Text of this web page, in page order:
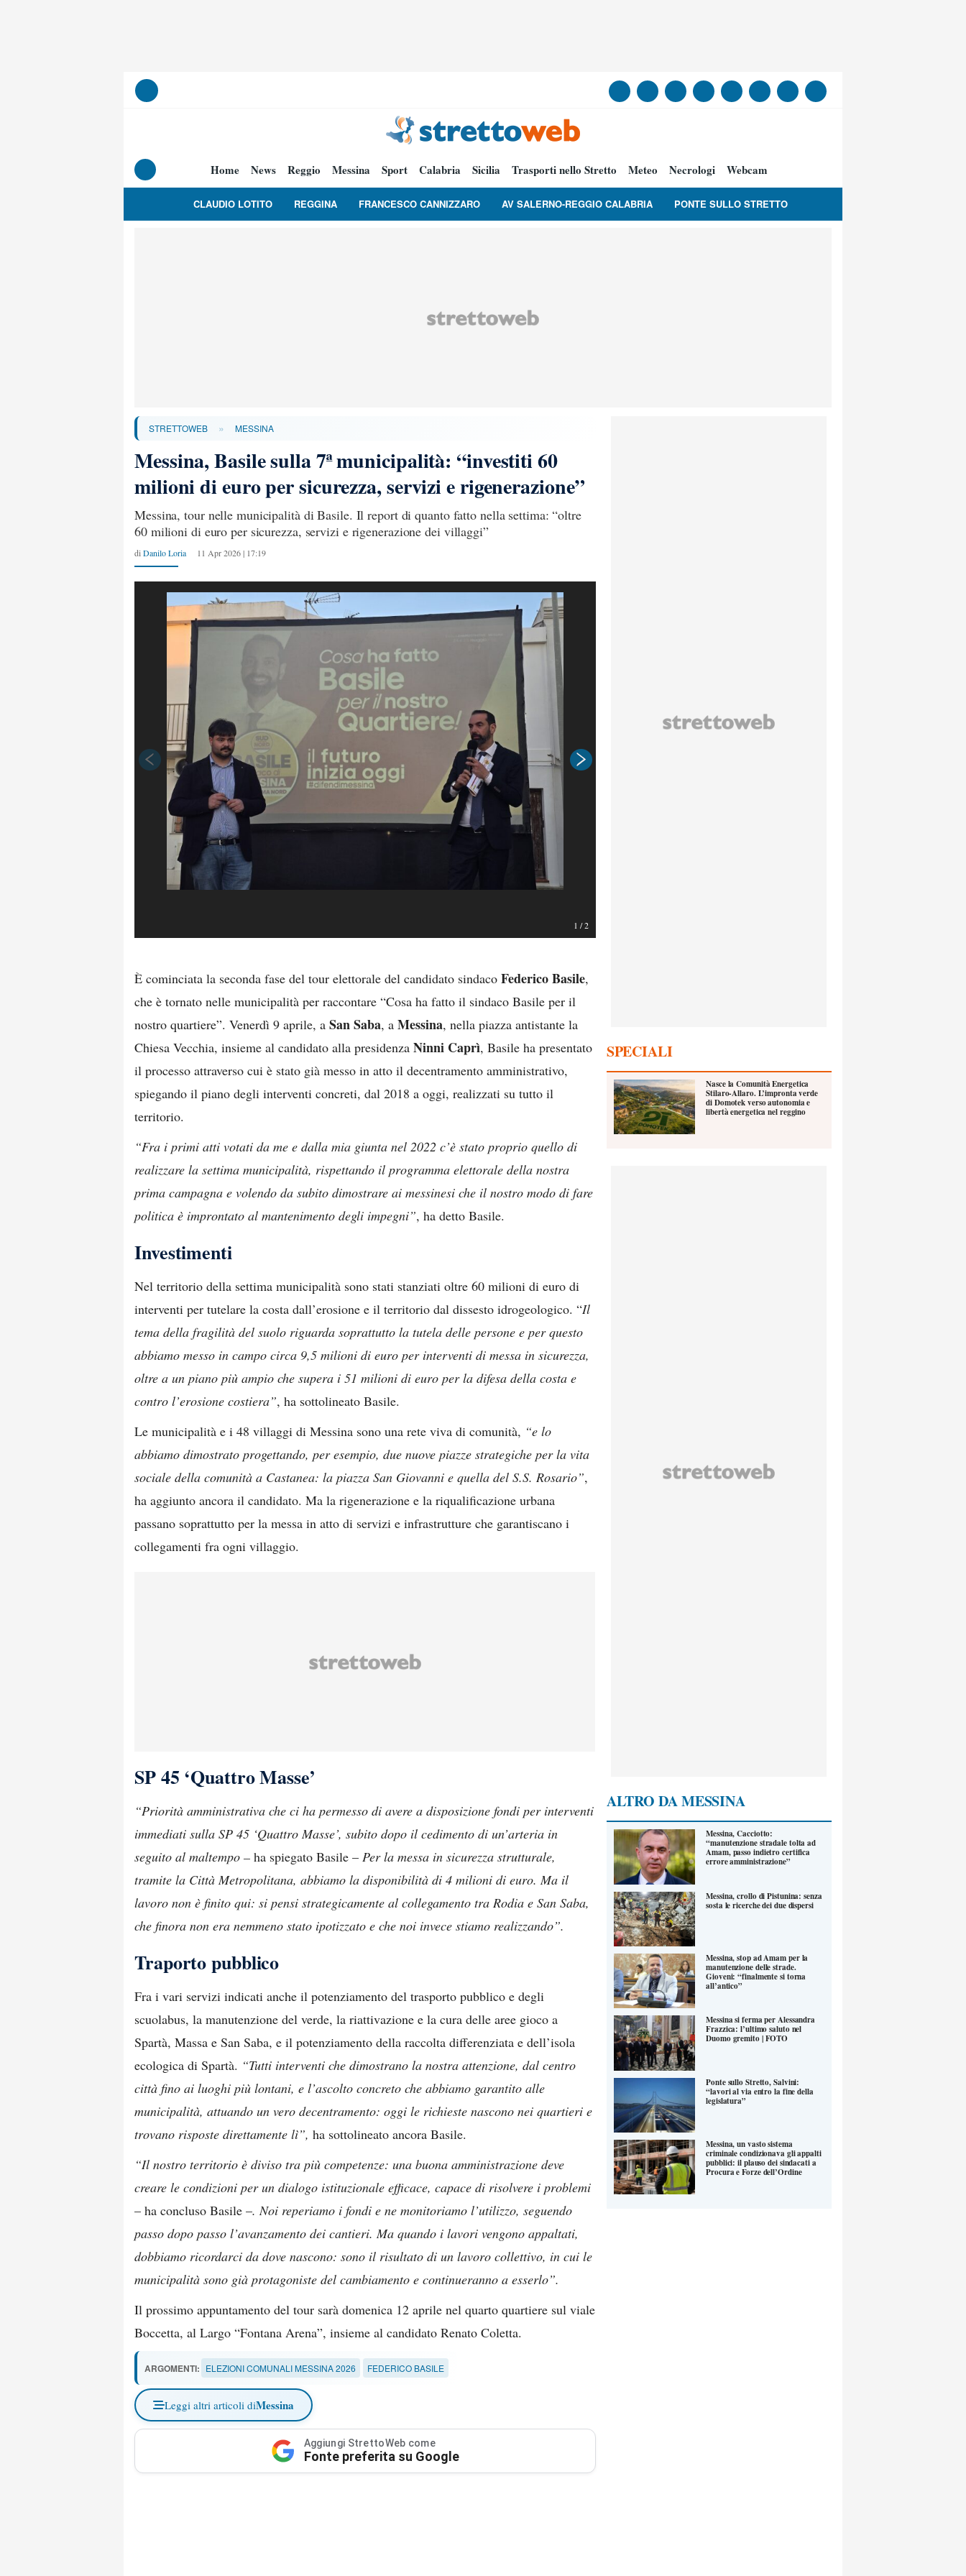
Home News Reggio Messina Sport Calabria Sicilia Trasporti nello Stretto Meteo Necrologi Webcam
CLAUDIO LOTITO REGGINA FRANCESCO CANNIZZARO AV SALERNO-REGGIO CALABRIA PONTE SULLO STRETTO
STRETTOWEB » MESSINA
Messina, Basile sulla 7ª municipalità: “investiti 60
milioni di euro per sicurezza, servizi e rigenerazione”
Messina, tour nelle municipalità di Basile. Il report di quanto fatto nella settima: “oltre
60 milioni di euro per sicurezza, servizi e rigenerazione dei villaggi”
di Danilo Loria 11 Apr 2026 | 17:19
1 /2
È cominciata la seconda fase del tour elettorale del candidato sindaco Federico Basile,
che è tornato nelle municipalità per raccontare “Cosa ha fatto il sindaco Basile per il
nostro quartiere”. Venerdì 9 aprile, a San Saba, a Messina, nella piazza antistante la
Chiesa Vecchia, insieme al candidato alla presidenza Ninni Caprì, Basile ha presentato
il processo attraverso cui è stato già messo in atto il decentramento amministrativo,
spiegando il piano degli interventi concreti, dal 2018 a oggi, realizzati su tutto il
territorio.
“Fra i primi atti votati da me e dalla mia giunta nel 2022 c’è stato proprio quello di
realizzare la settima municipalità, rispettando il programma elettorale della nostra
prima campagna e volendo da subito dimostrare ai messinesi che il nostro modo di fare
politica è improntato al mantenimento degli impegni”, ha detto Basile.
Investimenti
Nel territorio della settima municipalità sono stati stanziati oltre 60 milioni di euro di
interventi per tutelare la costa dall’erosione e il territorio dal dissesto idrogeologico. “Il
tema della fragilità del suolo riguarda soprattutto la tutela delle persone e per questo
abbiamo messo in campo circa 9,5 milioni di euro per interventi di messa in sicurezza,
oltre a un piano più ampio che supera i 51 milioni di euro per la difesa della costa e
contro l’erosione costiera”, ha sottolineato Basile.
Le municipalità e i 48 villaggi di Messina sono una rete viva di comunità, “e lo
abbiamo dimostrato progettando, per esempio, due nuove piazze strategiche per la vita
sociale della comunità a Castanea: la piazza San Giovanni e quella del S.S. Rosario”,
ha aggiunto ancora il candidato. Ma la rigenerazione e la riqualificazione urbana
passano soprattutto per la messa in atto di servizi e infrastrutture che garantiscano i
collegamenti fra ogni villaggio.
SP 45 ‘Quattro Masse’
“Priorità amministrativa che ci ha permesso di avere a disposizione fondi per interventi
immediati sulla SP 45 ‘Quattro Masse’, subito dopo il cedimento di un’arteria in
seguito al maltempo – ha spiegato Basile – Per la messa in sicurezza strutturale,
tramite la Città Metropolitana, abbiamo la disponibilità di 4 milioni di euro. Ma il
lavoro non è finito qui: si pensi strategicamente al collegamento tra Rodia e San Saba,
che finora non era nemmeno stato ipotizzato e che noi invece stiamo realizzando”.
Traporto pubblico
Fra i vari servizi indicati anche il potenziamento del trasporto pubblico e degli
scuolabus, la manutenzione del verde, la riattivazione e la cura delle aree gioco a
Spartà, Massa e San Saba, e il potenziamento della raccolta differenziata e dell’isola
ecologica di Spartà. “Tutti interventi che dimostrano la nostra attenzione, dal centro
città fino ai luoghi più lontani, e l’ascolto concreto che abbiamo garantito alle
municipalità, attuando un vero decentramento: oggi le richieste nascono nei quartieri e
trovano risposte direttamente lì”, ha sottolineato ancora Basile.
“Il nostro territorio è diviso tra più competenze: una buona amministrazione deve
creare le condizioni per un dialogo istituzionale efficace, capace di risolvere i problemi
– ha concluso Basile –. Noi reperiamo i fondi e ne monitoriamo l’utilizzo, seguendo
passo dopo passo l’avanzamento dei cantieri. Ma quando i lavori vengono appaltati,
dobbiamo ricordarci da dove nascono: sono il risultato di un lavoro collettivo, in cui le
municipalità sono già protagoniste del cambiamento e continueranno a esserlo”.
Il prossimo appuntamento del tour sarà domenica 12 aprile nel quarto quartiere sul viale
Boccetta, al Largo “Fontana Arena”, insieme al candidato Renato Coletta.
ARGOMENTI: ELEZIONI COMUNALI MESSINA 2026 FEDERICO BASILE
Leggi altri articoli diMessina
Aggiungi StrettoWeb come
Fonte preferita su Google
SPECIALI
Nasce la Comunità Energetica
Stilaro-Allaro. L’impronta verde
di Domotek verso autonomia e
libertà energetica nel reggino
ALTRO DA MESSINA
Messina, Cacciotto:
“manutenzione stradale tolta ad
Amam, passo indietro certifica
errore amministrazione”
Messina, crollo di Pistunina: senza
sosta le ricerche dei due dispersi
Messina, stop ad Amam per la
manutenzione delle strade.
Gioveni: “finalmente si torna
all’antico”
Messina si ferma per Alessandra
Frazzica: l’ultimo saluto nel
Duomo gremito | FOTO
Ponte sullo Stretto, Salvini:
“lavori al via entro la fine della
legislatura”
Messina, un vasto sistema
criminale condizionava gli appalti
pubblici: il plauso dei sindacati a
Procura e Forze dell’Ordine